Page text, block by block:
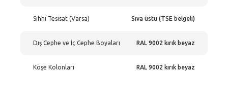
Sıhhi Tesisat (Varsa) Sıva üstü (TSE belgeli)
Dış Cephe ve İç Cephe Boyaları RAL 9002 kırık beyaz
Köşe Kolonları RAL 9002 kırık beyaz